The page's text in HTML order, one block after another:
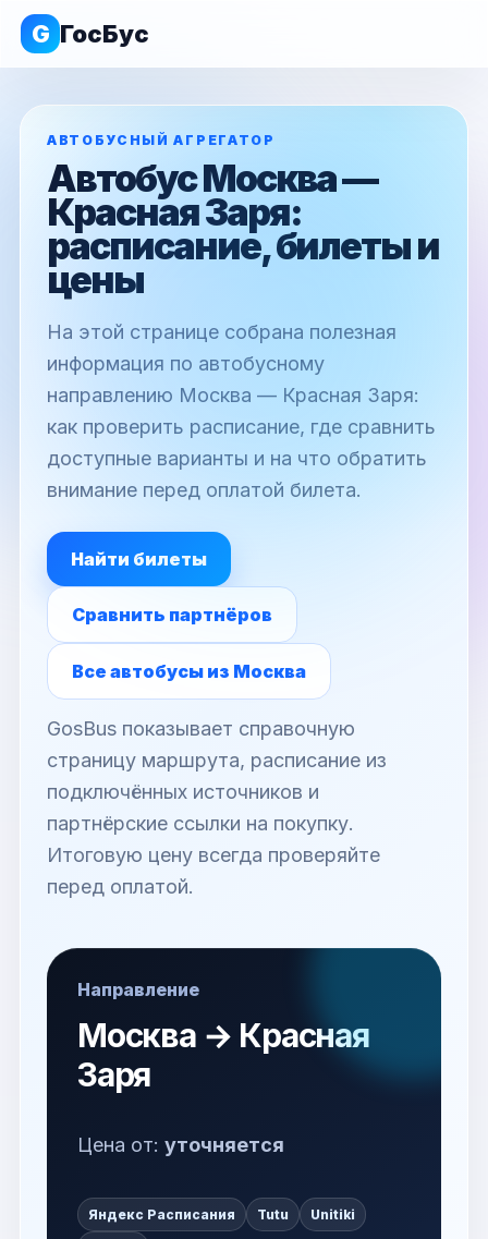
G ГосБус
АВТОБУСНЫЙ АГРЕГАТОР
Автобус Москва —
Красная Заря:
расписание, билеты и
цены
На этой странице собрана полезная
информация по автобусному
направлению Москва — Красная Заря:
как проверить расписание, где сравнить
доступные варианты и на что обратить
внимание перед оплатой билета.
Найти билеты
Сравнить партнёров
Все автобусы из Москва
GosBus показывает справочную
страницу маршрута, расписание из
подключённых источников и
партнёрские ссылки на покупку.
Итоговую цену всегда проверяйте
перед оплатой.
Направление
Москва → Красная
Заря
Цена от: уточняется
Яндекс Расписания Tutu Unitiki